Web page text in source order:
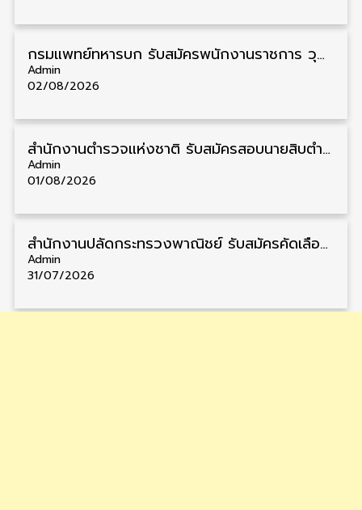
กรมแพทย์ทหารบก รับสมัครพนักงานราชการ วุฒิ ม.3/ม.6/ปวช./ปวท./ปวส. 6 อัตรา รับสมัคร 3 – 7 สิงหาคม
Admin
02/08/2026
สำนักงานตำรวจแห่งชาติ รับสมัครสอบนายสิบตำรวจ วุฒิ ม.6/ปวช. 6,000 อัตรา รับสมัคร 8 – 19 สิงหาคม
Admin
01/08/2026
สำนักงานปลัดกระทรวงพาณิชย์ รับสมัครคัดเลือกพนักงานราชการ วุฒิ ปวส./ป.ตรี 11 อัตรา รับสมัคร 10 – 21 สิงหาคม
Admin
31/07/2026